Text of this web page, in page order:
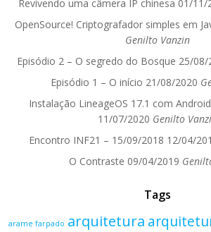
Revivendo uma câmera IP chinesa 01/11/
OpenSource! Criptografador simples em
Genilto Vanzin
Episódio 2 – O segredo do Bosque 25/08/
Episódio 1 – O início 21/08/2020
Instalação LineageOS 17.1 com
11/07/2020 Genilto
Encontro INF21 – 15/09/2018 12/04/
O Contraste 09/04/2019
Tags
arame farpado arquitetura